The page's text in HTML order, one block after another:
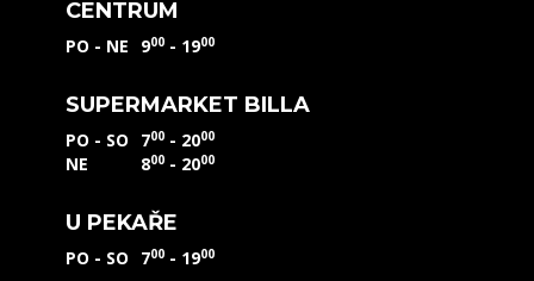
CENTRUM
PO - NE 900 - 1900
SUPERMARKET BILLA
PO - SO 700 - 2000
NE 800 - 2000
U PEKAŘE
PO - SO 700 - 1900